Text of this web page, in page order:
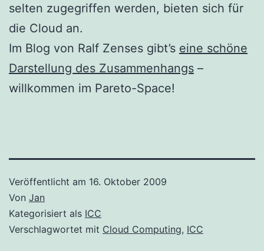
selten zugegriffen werden, bieten sich für
die Cloud an.
Im Blog von Ralf Zenses gibt’s eine schöne
Darstellung des Zusammenhangs –
willkommen im Pareto-Space!
Veröffentlicht am 16. Oktober 2009
Von Jan
Kategorisiert als ICC
Verschlagwortet mit Cloud Computing, ICC